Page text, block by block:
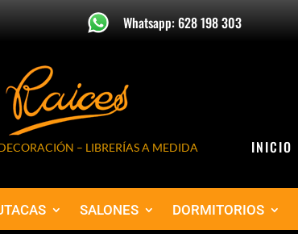
Whatsapp: 628 198 303
– LIBRERÍAS A MEDIDA INICIO
SALONES DORMITORIOS